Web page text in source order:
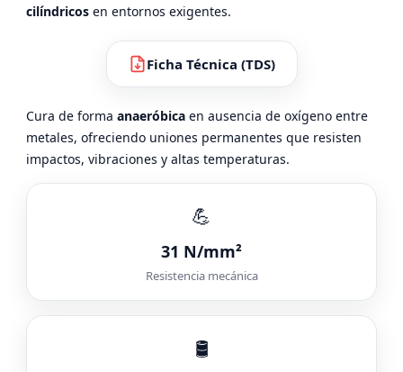
cilíndricos en entornos exigentes.
Ficha Técnica (TDS)
Cura de forma anaeróbica en ausencia de oxígeno entre
metales, ofreciendo uniones permanentes que resisten
impactos, vibraciones y altas temperaturas.
💪
31 N/mm²
Resistencia mecánica
🛢️